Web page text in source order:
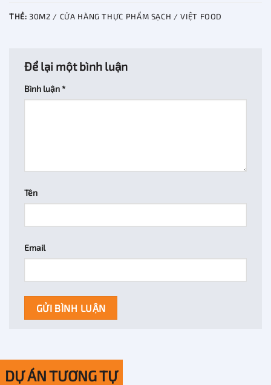
THẺ: 30M2 / CỬA HÀNG THỰC PHẨM SẠCH / VIỆT FOOD
Để lại một bình luận
Bình luận *
Tên
Email
DỰ ÁN TƯƠNG TỰ